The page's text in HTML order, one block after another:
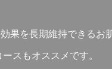
果を長期維持できるお
スもオススメです。